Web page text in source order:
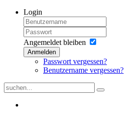
Login
Angemeldet bleiben
Anmelden
Passwort vergessen?
Benutzername vergessen?